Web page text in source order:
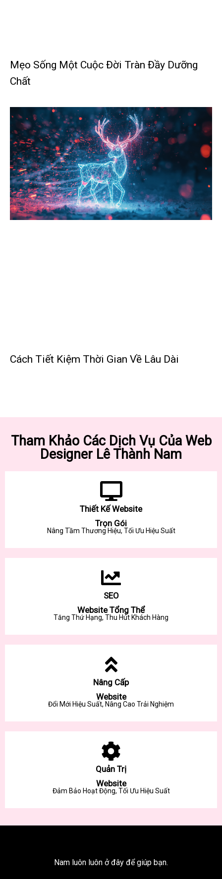
Mẹo Sống Một Cuộc Đời Tràn Đầy Dưỡng
Chất
Cách Tiết Kiệm Thời Gian Về Lâu Dài
Tham Khảo Các Dịch Vụ Của Web
Designer Lê Thành Nam
Thiết Kế Website
Trọn Gói
Nâng Tầm Thương Hiệu, Tối Ưu Hiệu Suất
SEO
Website Tổng Thể
Tăng Thứ Hạng, Thu Hút Khách Hàng
Nâng Cấp
Website
Đổi Mới Hiệu Suất, Nâng Cao Trải Nghiệm
Quản Trị
Website
Đảm Bảo Hoạt Động, Tối Ưu Hiệu Suất
Nam luôn luôn ở đây để giúp bạn.